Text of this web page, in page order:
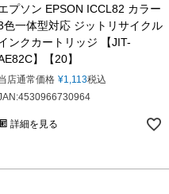
プソン EPSON ICCL82 カラー
色一体型対応 ジットリサイクル
ンクカートリッジ 【JIT-
】【20】
店通常価格 ¥1,113税込
詳細を見る